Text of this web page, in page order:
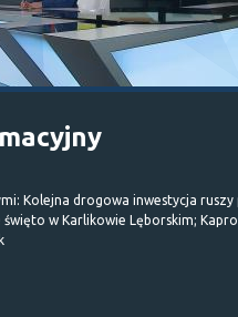
Kolejna drogowa inwestycja ruszy
w Karlikowie Lęborskim;